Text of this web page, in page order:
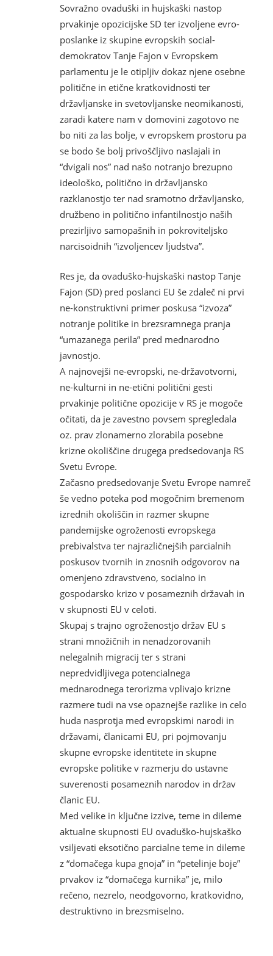
Sovražno ovaduški in hujskaški nastop
prvakinje opozicijske SD ter izvoljene evro-
poslanke iz skupine evropskih social-
demokratov Tanje Fajon v Evropskem
parlamentu je le otipljiv dokaz njene osebne
politične in etične kratkovidnosti ter
državljanske in svetovljanske neomikanosti,
zaradi katere nam v domovini zagotovo ne
bo niti za las bolje, v evropskem prostoru pa
se bodo še bolj privoščljivo naslajali in
“dvigali nos” nad našo notranjo brezupno
ideološko, politično in državljansko
razklanostjo ter nad sramotno državljansko,
družbeno in politično infantilnostjo naših
prezirljivo samopašnih in pokroviteljsko
narcisoidnih “izvoljencev ljudstva”.
Res je, da ovaduško-hujskaški nastop Tanje
Fajon (SD) pred poslanci EU še zdaleč ni prvi
ne-konstruktivni primer poskusa “izvoza”
notranje politike in brezsramnega pranja
“umazanega perila” pred mednarodno
javnostjo.
A najnovejši ne-evropski, ne-državotvorni,
ne-kulturni in ne-etični politični gesti
prvakinje politične opozicije v RS je mogoče
očitati, da je zavestno povsem spregledala
oz. prav zlonamerno zlorabila posebne
krizne okoliščine drugega predsedovanja RS
Svetu Evrope.
Začasno predsedovanje Svetu Evrope namreč
še vedno poteka pod mogočnim bremenom
izrednih okoliščin in razmer skupne
pandemijske ogroženosti evropskega
prebivalstva ter najrazličnejših parcialnih
poskusov tvornih in znosnih odgovorov na
omenjeno zdravstveno, socialno in
gospodarsko krizo v posameznih državah in
v skupnosti EU v celoti.
Skupaj s trajno ogroženostjo držav EU s
strani množičnih in nenadzorovanih
nelegalnih migracij ter s strani
nepredvidljivega potencialnega
mednarodnega terorizma vplivajo krizne
razmere tudi na vse opaznejše razlike in celo
huda nasprotja med evropskimi narodi in
državami, članicami EU, pri pojmovanju
skupne evropske identitete in skupne
evropske politike v razmerju do ustavne
suverenosti posameznih narodov in držav
članic EU.
Med velike in ključne izzive, teme in dileme
aktualne skupnosti EU ovaduško-hujskaško
vsiljevati eksotično parcialne teme in dileme
z “domačega kupa gnoja” in “petelinje boje”
prvakov iz “domačega kurnika” je, milo
rečeno, nezrelo, neodgovorno, kratkovidno,
destruktivno in brezsmiselno.